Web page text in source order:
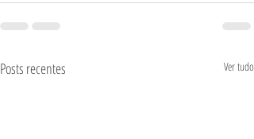
Posts recentes Ver tudo